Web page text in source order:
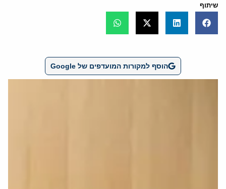
שיתוף
הוסף למקורות המועדפים של Google